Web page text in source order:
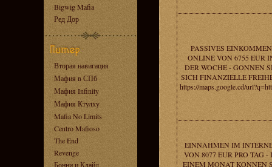
Bigwig Mafia
Ред Дор
Вторая навигация
Мафия в СПб
Мафия Infinity
Мафия Ктулху
Mafia No Limits
Centro Mafioso
The End
Revenge
Бонни и Клайд
PASSIVES EINKOMMEN
ONLINE VON 6755 EUR
DER WOCHE - GONNEN
SICH FINANZIELLE
https://maps.google.cd/
EINNAHMEN IM
VON 8077 EUR PRO TAG -
EINEM MONAT KONNEN